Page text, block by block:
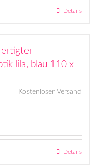
Details
lila, blau 110 x
Kostenloser Versand
Details